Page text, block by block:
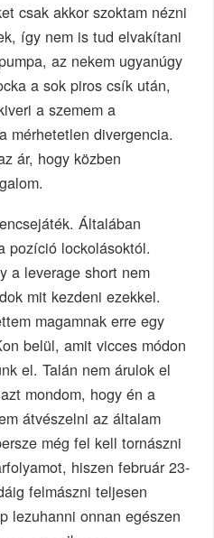
csak akkor szoktam nézni
így nem is tud elvakítani
az nekem ugyanúgy
a sok piros csík után,
a szemem a
mérhetetlen divergencia.
ár, hogy közben
Általában
pozíció lockolásoktól.
a leverage short nem
mit kezdeni ezekkel.
magamnak erre egy
belül, amit vicces módon
el. Talán nem árulok el
mondom, hogy én a
átvészelni az általam
még fel kell tornászni
hiszen február 23-
felmászni teljesen
lezuhanni onnan egészen